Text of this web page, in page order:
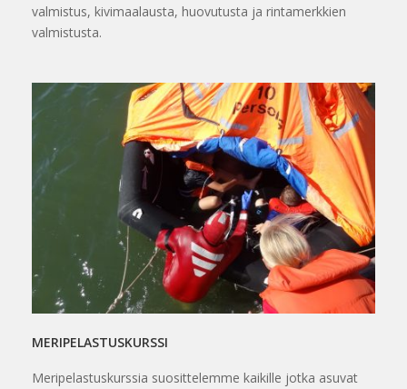
valmistus, kivimaalausta, huovutusta ja rintamerkkien
valmistusta.
MERIPELASTUSKURSSI
Meripelastuskurssia suosittelemme kaikille jotka asuvat